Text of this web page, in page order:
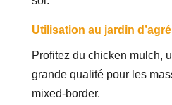
Utilisation au jardin
Profitez du chicken mulch,
grande qualité pour les
mixed-border.